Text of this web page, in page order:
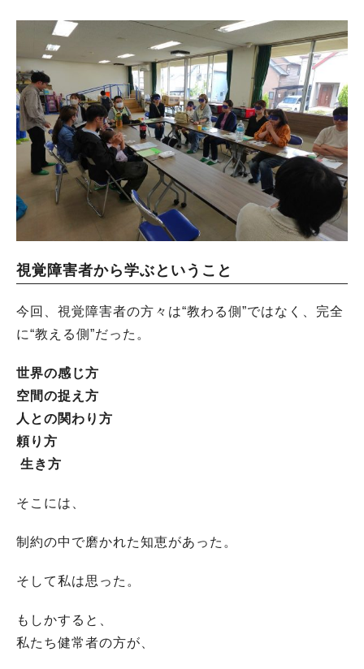
視覚障害者から学ぶということ
今回、視覚障害者の方々は“教わる側”ではなく、完全
に“教える側”だった。
世界の感じ方
空間の捉え方
人との関わり方
頼り方
生き方
そこには、
制約の中で磨かれた知恵があった。
そして私は思った。
もしかすると、
私たち健常者の方が、